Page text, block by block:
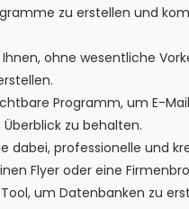
zu erstellen und
ohne wesentliche
Programm, um E-
zu behalten.
dabei, professionelle und
Flyer oder eine
um Datenbanken zu